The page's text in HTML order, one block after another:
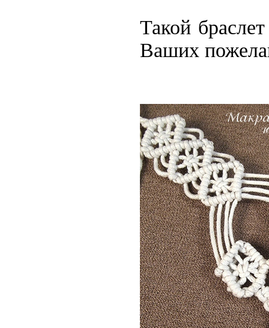
Такой браслет
Ваших